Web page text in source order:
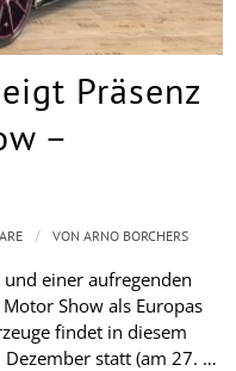
Präsenz
–
und einer aufregenden
Show als Europas
findet in diesem
statt (am 27. …
/ VONARNO BORCHERS